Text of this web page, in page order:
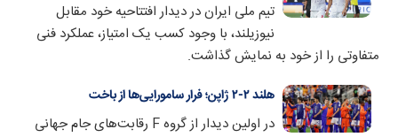
تیم ملی ایران در دیدار افتتاحیه خود مقابل
نیوزیلند، با وجود کسب یک امتیاز، عملکرد فنی
متفاوتی را از خود به نمایش گذاشت.
هلند ۲-۲ ژاپن؛ فرار سامورایی‌ها از باخت
در اولین دیدار از گروه F رقابت‌های جام جهانی